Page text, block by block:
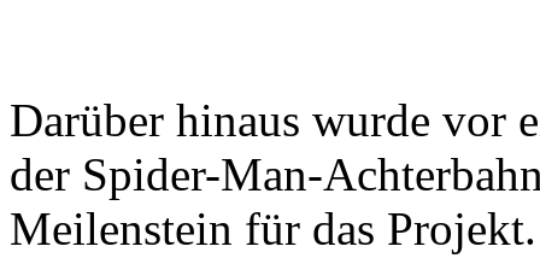
Darüber hinaus wurde vor
der Spider-Man-
Meilenstein für das